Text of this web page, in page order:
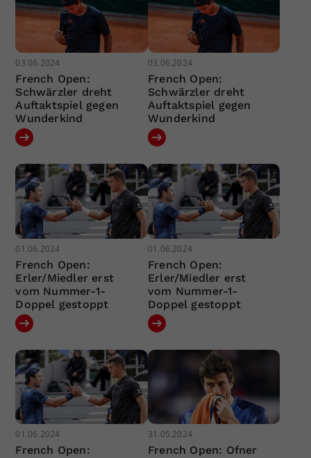
03.06.2024
French Open:
Schwärzler dreht
Auftaktspiel gegen
Wunderkind
03.06.2024
French Open:
Schwärzler dreht
Auftaktspiel gegen
Wunderkind
01.06.2024
French Open:
Erler/Miedler erst
vom Nummer-1-
Doppel gestoppt
01.06.2024
French Open:
Erler/Miedler erst
vom Nummer-1-
Doppel gestoppt
01.06.2024
French Open:
31.05.2024
French Open: Ofner